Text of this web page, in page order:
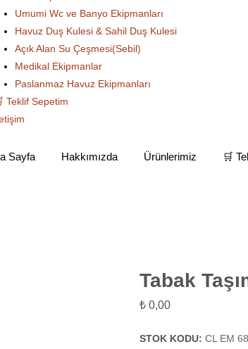
Umumi Wc ve Banyo Ekipmanları
Havuz Duş Kulesi & Sahil Duş Kulesi
Açık Alan Su Çeşmesi(Sebil)
Medikal Ekipmanlar
Paslanmaz Havuz Ekipmanları
Teklif Sepetim
Sayfa Hakkımızda Ürünlerimiz 🛒
Tabak
₺ 0,00
STOK KODU: CL EM 68